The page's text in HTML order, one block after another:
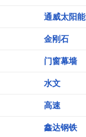
通威太阳能
金刚石
门窗幕墙
水文
高速
鑫达钢铁